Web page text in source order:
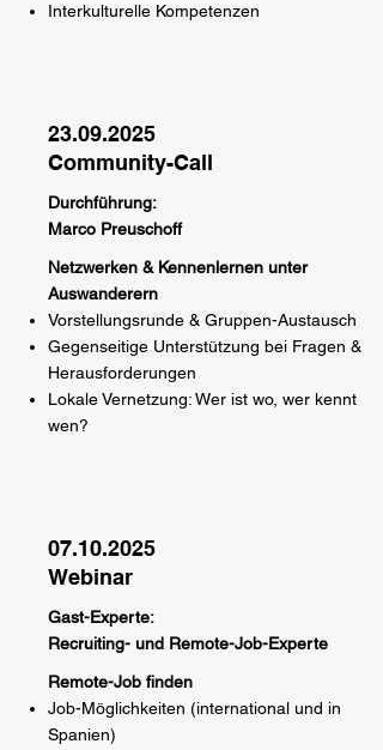
Interkulturelle Kompetenzen
23.09.2025
Community-Call
Durchführung:
Marco Preuschoff
Netzwerken & Kennenlernen unter
Auswanderern
Vorstellungsrunde & Gruppen-Austausch
Gegenseitige Unterstützung bei Fragen &
Herausforderungen
Lokale Vernetzung: Wer ist wo, wer kennt
wen?
07.10.2025
Webinar
Gast-Experte:
Recruiting- und Remote-Job-Experte
Remote-Job finden
Job-Möglichkeiten (international und in
Spanien)